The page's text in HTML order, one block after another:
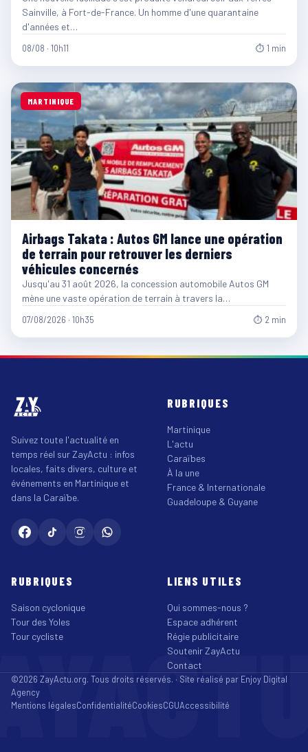
Sainville, à Fort-de-France. Un homme d'une quarantaine
d'années et…
08/08 · 10h11 ⏱ 1 min
MARTINIQUE
Airbags Takata : Autos GM lance une opération
de terrain pour retrouver les derniers
véhicules concernés
Jusqu'au 31 août 2026, la concession automobile Autos GM
mène une vaste opération de terrain à travers la…
07/08/2026 · 10h35 ⏱ 2 min
Suivez toute l'actualité en
temps réel sur ZayActu : infos
locales, faits divers, culture et
événements en Martinique et
dans la Caraïbe.
RUBRIQUES
Martinique
L'actu
Caraïbes
À la une
France & Internationale
Guadeloupe & Guyane
RUBRIQUES
Saison cyclonique
Tour des Yoles
Tour cycliste
LIENS UTILES
Qui sommes-nous ?
Espace adhérent
Régie publicitaire
Soutenir ZayActu
Contact
©2026 ZayActu.org. Tous droits réservés. · Site réalisé par Enjoy Digital
Agency
Mentions légalesConfidentialitéCookiesCGUAccessibilité